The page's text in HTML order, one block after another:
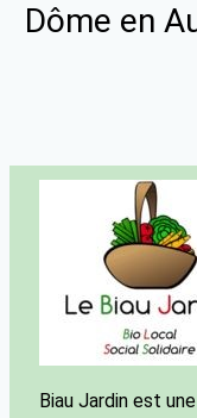
Dôme en
Biau Jardin est